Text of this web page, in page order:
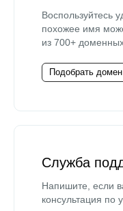
Воспользуйтесь
похожее имя
из 700+ доменных
Подобрать домен
Служба
Напишите, если
консультация по